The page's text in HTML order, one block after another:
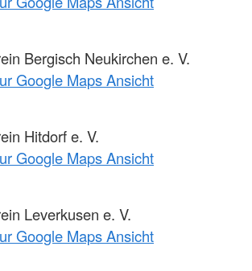
Bergisch Neukirchen e. V.
Google Maps Ansicht
Hitdorf e. V.
Google Maps Ansicht
Leverkusen e. V.
Google Maps Ansicht